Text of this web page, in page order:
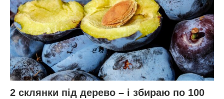
2 склянки під дерево – і збираю по 100